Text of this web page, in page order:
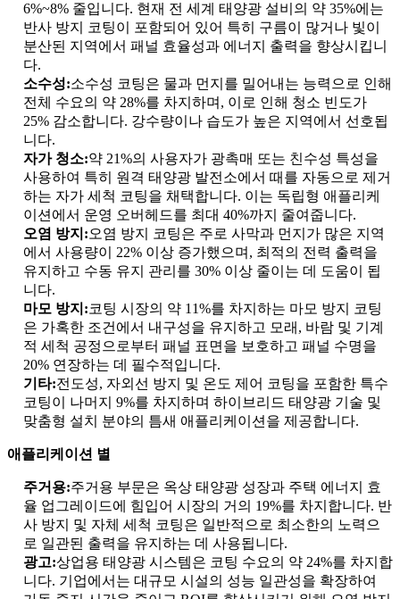
6%~8% 줄입니다. 현재 전 세계 태양광 설비의 약 35%에는
반사 방지 코팅이 포함되어 있어 특히 구름이 많거나 빛이
분산된 지역에서 패널 효율성과 에너지 출력을 향상시킵니
다.
소수성:소수성 코팅은 물과 먼지를 밀어내는 능력으로 인해
전체 수요의 약 28%를 차지하며, 이로 인해 청소 빈도가
25% 감소합니다. 강수량이나 습도가 높은 지역에서 선호됩
니다.
자가 청소:약 21%의 사용자가 광촉매 또는 친수성 특성을
사용하여 특히 원격 태양광 발전소에서 때를 자동으로 제거
하는 자가 세척 코팅을 채택합니다. 이는 독립형 애플리케
이션에서 운영 오버헤드를 최대 40%까지 줄여줍니다.
오염 방지:오염 방지 코팅은 주로 사막과 먼지가 많은 지역
에서 사용량이 22% 이상 증가했으며, 최적의 전력 출력을
유지하고 수동 유지 관리를 30% 이상 줄이는 데 도움이 됩
니다.
마모 방지:코팅 시장의 약 11%를 차지하는 마모 방지 코팅
은 가혹한 조건에서 내구성을 유지하고 모래, 바람 및 기계
적 세척 공정으로부터 패널 표면을 보호하고 패널 수명을
20% 연장하는 데 필수적입니다.
기타:전도성, 자외선 방지 및 온도 제어 코팅을 포함한 특수
코팅이 나머지 9%를 차지하며 하이브리드 태양광 기술 및
맞춤형 설치 분야의 틈새 애플리케이션을 제공합니다.
애플리케이션 별
주거용:주거용 부문은 옥상 태양광 성장과 주택 에너지 효
율 업그레이드에 힘입어 시장의 거의 19%를 차지합니다. 반
사 방지 및 자체 세척 코팅은 일반적으로 최소한의 노력으
로 일관된 출력을 유지하는 데 사용됩니다.
광고:상업용 태양광 시스템은 코팅 수요의 약 24%를 차지합
니다. 기업에서는 대규모 시설의 성능 일관성을 확장하여